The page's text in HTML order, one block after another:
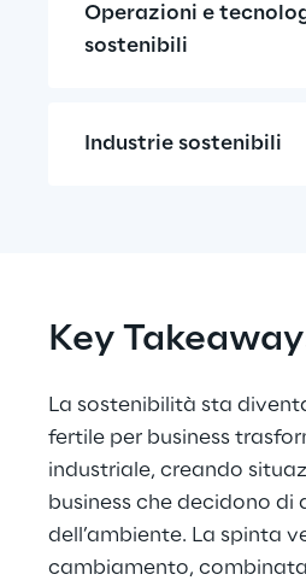
Operazioni e
sostenibili
Industrie sostenibili
Key
La sostenibilità sta
fertile per business
industriale, creando
business che decidono di
dell’ambiente. La spinta
cambiamento,